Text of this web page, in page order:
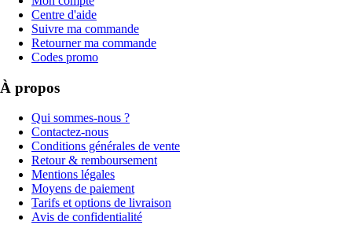
Centre d'aide
Suivre ma commande
Retourner ma commande
Codes promo
À propos
Qui sommes-nous ?
Contactez-nous
Conditions générales de vente
Retour & remboursement
Mentions légales
Moyens de paiement
Tarifs et options de livraison
Avis de confidentialité